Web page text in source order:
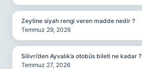
Zeytine siyah rengi veren madde nedir ?
Temmuz 29, 2026
Silivri’den Ayvalık’a otobüs bileti ne kadar ?
Temmuz 27, 2026